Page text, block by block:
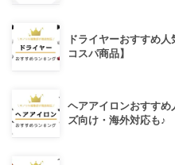
ドライヤーおすすめ
コスパ商品】
ヘアアイロンおすす
ズ向け・海外対応も♪